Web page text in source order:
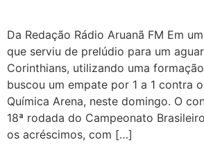
Da Redação Rádio Aruanã FM Em
que serviu de prelúdio para um
Corinthians, utilizando uma
buscou um empate por 1 a 1 contra
Química Arena, neste domingo. O
18ª rodada do Campeonato
os acréscimos, com […]